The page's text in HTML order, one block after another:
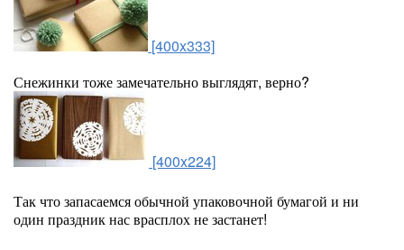
[400x333]
Снежинки тоже замечательно выглядят, верно?
[400x224]
Так что запасаемся обычной упаковочной бумагой и ни
один праздник нас врасплох не застанет!